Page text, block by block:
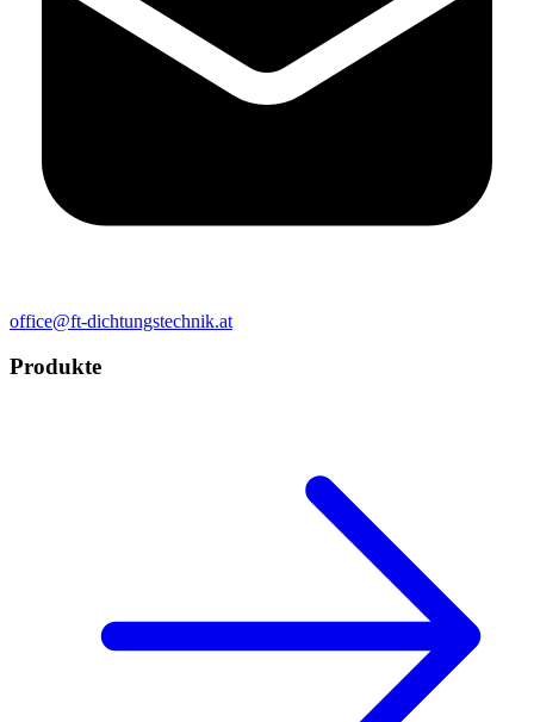
office@ft-dichtungstechnik.at
Produkte